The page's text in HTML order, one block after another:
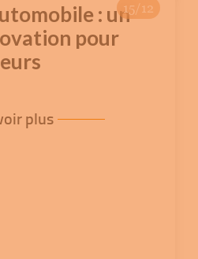
15/12
: un
pour
plus